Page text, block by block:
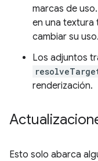
marcas de
en una textura
cambiar su uso.
Los adjuntos
renderización.
Esto solo abarca